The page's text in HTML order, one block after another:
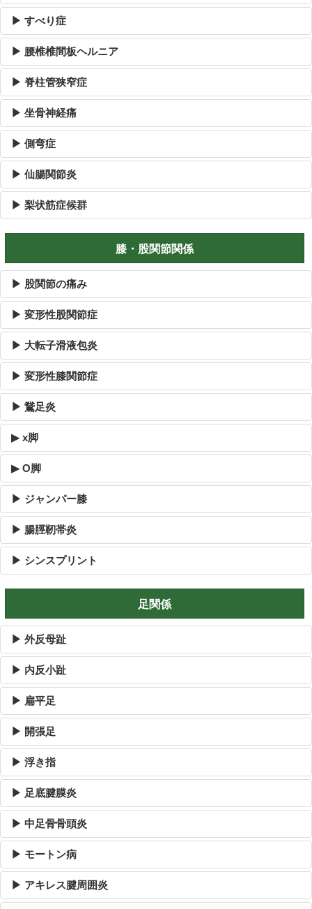
▶ すべり症
▶ 腰椎椎間板ヘルニア
▶ 脊柱管狭窄症
▶ 坐骨神経痛
▶ 側弯症
▶ 仙腸関節炎
▶ 梨状筋症候群
膝・股関節関係
▶ 股関節の痛み
▶ 変形性股関節症
▶ 大転子滑液包炎
▶ 変形性膝関節症
▶ 鵞足炎
▶ x脚
▶ O脚
▶ ジャンパー膝
▶ 腸脛靭帯炎
▶ シンスプリント
足関係
▶ 外反母趾
▶ 内反小趾
▶ 扁平足
▶ 開張足
▶ 浮き指
▶ 足底腱膜炎
▶ 中足骨骨頭炎
▶ モートン病
▶ アキレス腱周囲炎